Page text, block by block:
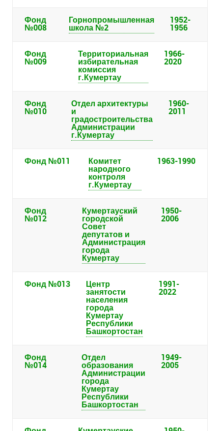
Фонд
№008
Горнопромышленная
школа №2
1952-
1956
Фонд
№009
Территориальная
избирательная
комиссия
г.Кумертау
1966-
2020
Фонд
№010
Отдел архитектуры
и
градостроительства
Администрации
г.Кумертау
1960-
2011
Фонд №011 Комитет
народного
контроля
г.Кумертау
1963-1990
Фонд
№012
Кумертауский
городской
Совет
депутатов и
Администрация
города
Кумертау
1950-
2006
Фонд №013 Центр
занятости
населения
города
Кумертау
Республики
Башкортостан
1991-
2022
Фонд
№014
Отдел
образования
Администрации
города
Кумертау
Республики
Башкортостан
1949-
2005